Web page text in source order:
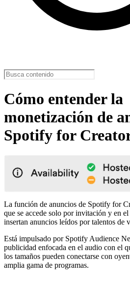
Cómo entender la
monetización de
Spotify for
La función de anuncios de Spotify for
que se accede solo por invitación y en el
insertan anuncios leídos por talentos de
Está impulsado por Spotify Audience
publicidad enfocada en el audio con el
los tamaños pueden conectarse con
amplia gama de programas.